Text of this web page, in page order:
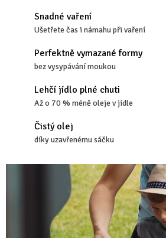
Snadné vaření
Ušetřete čas i námahu při vaření
Perfektně vymazané formy
bez vysypávání moukou
Lehčí jídlo plné chuti
Až o 70 % méně oleje v jídle
Čistý olej
díky uzavřenému sáčku